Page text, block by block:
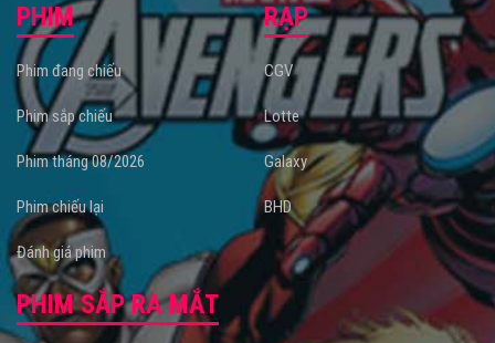
PHIM
Phim đang chiếu
Phim sắp chiếu
Phim tháng 08/2026
Phim chiếu lại
Đánh giá phim
RẠP
CGV
Lotte
Galaxy
BHD
PHIM SẮP RA MẮT